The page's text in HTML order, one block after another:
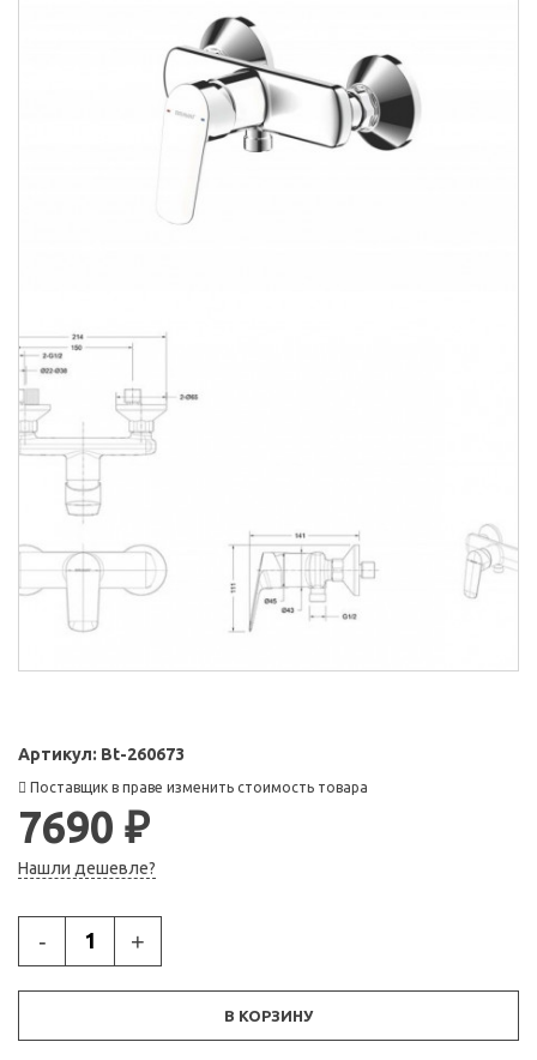
Артикул: Bt-260673
Поставщик в праве изменить стоимость товара
7690 ₽
Нашли дешевле?
- +
В КОРЗИНУ